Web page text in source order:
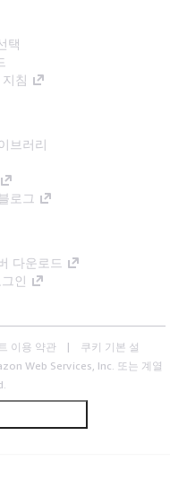
택
침
브러리
로그
다운로드
인
이용 약관
쿠키 기본 설
Web Services, Inc. 또는 계열